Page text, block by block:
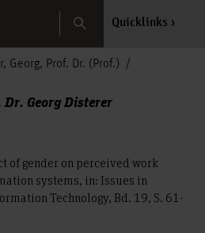
Search Quicklinks
Georg, Prof. Dr. (Prof.)
Georg Disterer
of gender on perceived work
systems, in: Issues in
Technology, Bd. 19, S. 61-